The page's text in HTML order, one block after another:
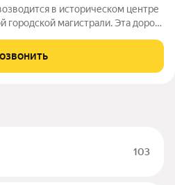
в историческом центре
одним из самых больших в
103